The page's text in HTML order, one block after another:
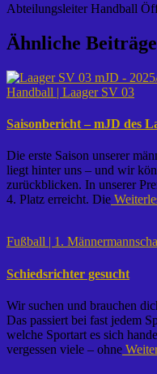
Abteilungsleiter Handball
Ähnliche Beiträge
Handball | Laager SV 03
Saisonbericht – mJD des
Die erste Saison unserer
liegt hinter uns – und wir
zurückblicken. In unserer
4. Platz erreicht. Die
Fußball | 1.
Schiedsrichter gesucht
Wir suchen und brauchen
Das passiert bei fast jedem
welche Sportart es sich
vergessen viele – ohne